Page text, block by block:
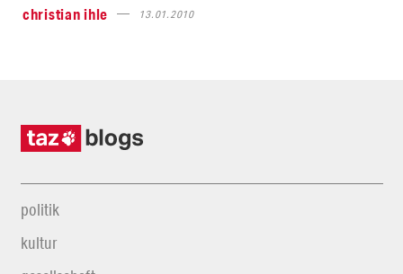
christian ihle
13.01.2010
politik
kultur